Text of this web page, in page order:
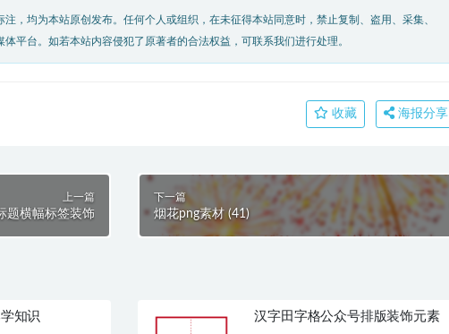
，均为本站原创发布。任何个人或组织，在未征得本站同意时，禁止复制、盗用、采集、
平台。如若本站内容侵犯了原著者的合法权益，可联系我们进行处理。
收藏 海报分享
上一篇
题横幅标签装饰
下一篇
烟花png素材 (41)
知识 汉字田字格公众号排版装饰元素